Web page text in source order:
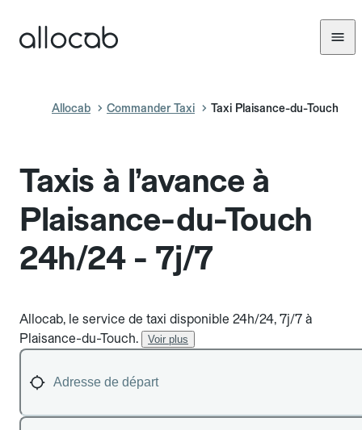
Allocab Commander Taxi Taxi Plaisance-du-Touch
Taxis à l’avance à
Plaisance-du-Touch
24h/24 - 7j/7
Allocab, le service de taxi disponible 24h/24, 7j/7 à
Plaisance-du-Touch.
Voir plus